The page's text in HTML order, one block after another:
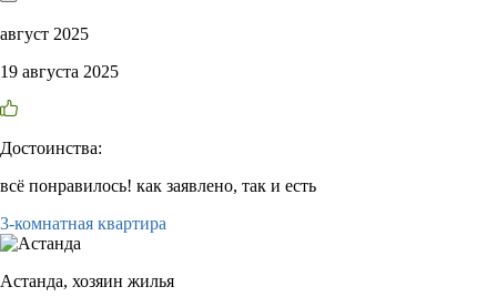
август 2025
19 августа 2025
Достоинства:
всё понравилось! как заявлено, так и есть
3-комнатная квартира
Астанда, хозяин жилья